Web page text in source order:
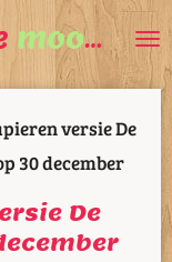
mooiste
versie De
30 december
De